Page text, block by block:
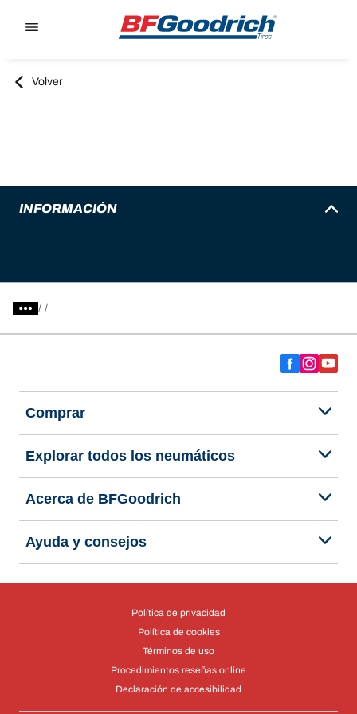
Volver
INFORMACIÓN
/
Comprar
Explorar todos los neumáticos
Acerca de BFGoodrich
Ayuda y consejos
Política de privacidad
Política de cookies
Términos de uso
Procedimientos reseñas online
Declaración de accesibilidad